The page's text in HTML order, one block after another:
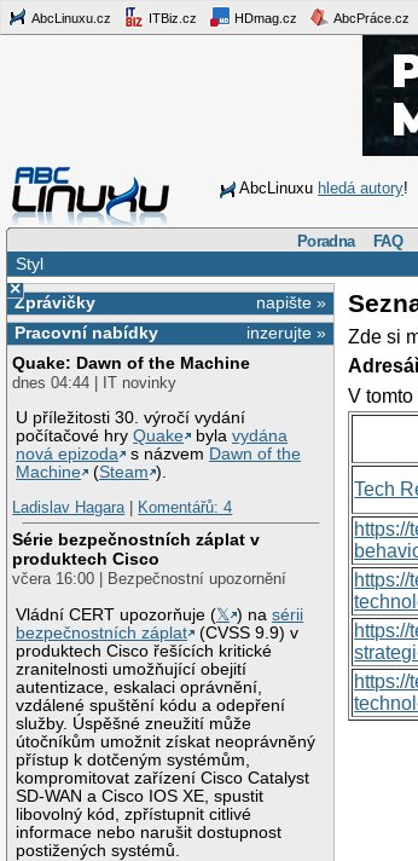
AbcLinuxu.cz ITBiz.cz HDmag.cz AbcPráce.cz
AbcLinuxu hledá autory!
Poradna FAQ
Styl
×
napište »
Zprávičky
inzerujte »
Pracovní nabídky
Quake: Dawn of the Machine
dnes 04:44 | IT novinky
U příležitosti 30. výročí vydání
počítačové hryQuake bylavydána
nová epizoda
s názvem Dawn of the
Machine
(Steam ).
Ladislav Hagara| Komentářů: 4
Série bezpečnostních záplat v
produktech Cisco
včera 16:00 | Bezpečnostní upozornění
Vládní CERT upozorňuje (𝕏 ) nasérii
bezpečnostních záplat
(CVSS 9.9) v
produktech Cisco řešících kritické
zranitelnosti umožňující obejití
autentizace, eskalaci oprávnění,
vzdálené spuštění kódu a odepření
služby. Úspěšné zneužití může
útočníkům umožnit získat neoprávněný
přístup k dotčeným systémům,
kompromitovat zařízení Cisco Catalyst
SD-WAN a Cisco IOS XE, spustit
libovolný kód, zpřístupnit citlivé
informace nebo narušit dostupnost
postižených systémů.
Zde si
V
Tech